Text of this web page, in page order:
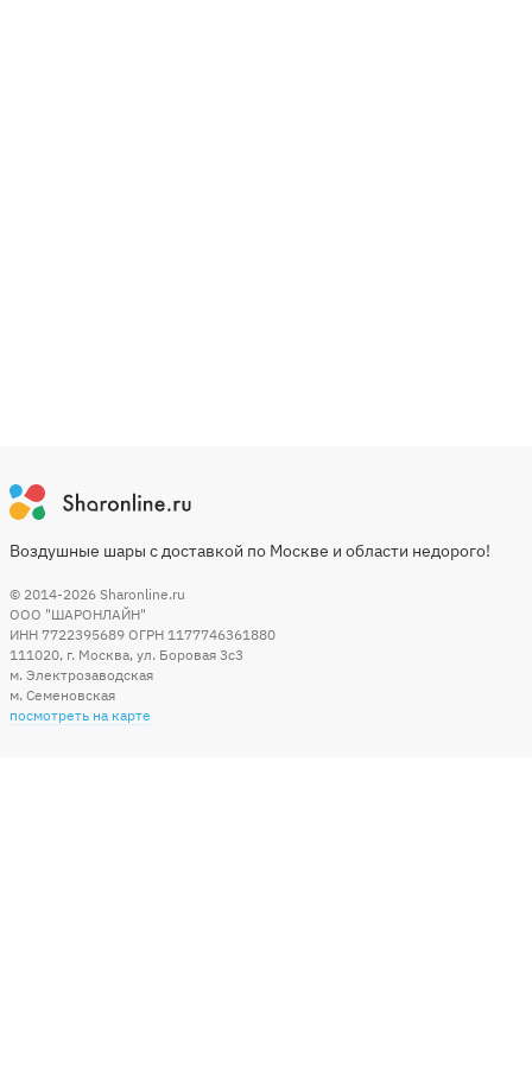
Воздушные шары с доставкой по Москве и области недорого!
© 2014-2026 Sharonline.ru
ООО "ШАРОНЛАЙН"
ИНН 7722395689 ОГРН 1177746361880
111020, г. Москва, ул. Боровая 3c3
м. Электрозаводская
м. Семеновская
посмотреть на карте